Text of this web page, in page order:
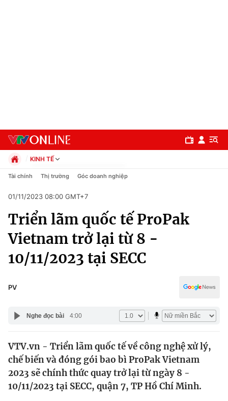
Chuyên mục
Chính trị
Xã hội
Pháp luật
Y tế
Thế giới
Tin tức
Thế giới đó đây
Kinh tế
KINH TẾ
Chính trị
Pháp luật
Kinh tế
Thể thao
Truyền hình
Văn hóa - Giải trí
Y tế
Tài chính Thị trường Góc doanh nghiệp
01/11/2023 08:00 GMT+7
Triển lãm quốc tế ProPak
Vietnam trở lại từ 8 -
10/11/2023 tại SECC
PV
Nghe đọc bài 4:00
VTV.vn - Triển lãm quốc tế về công nghệ xử lý,
chế biến và đóng gói bao bì ProPak Vietnam
2023 sẽ chính thức quay trở lại từ ngày 8 -
10/11/2023 tại SECC, quận 7, TP Hồ Chí Minh.